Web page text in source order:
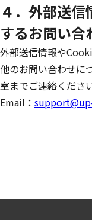
４．外部送
するお問い合
外部送信情報や
他のお問い合わせに
室までご連絡くださ
Email：